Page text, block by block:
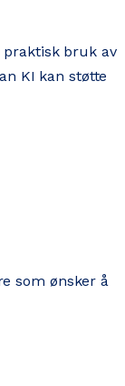
praktisk bruk av
KI kan støtte
som ønsker å